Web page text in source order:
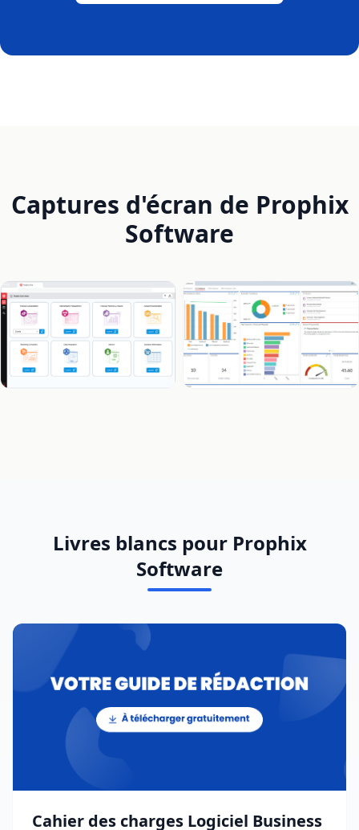
Captures d'écran de Prophix
Software
Livres blancs pour Prophix
Software
Cahier des charges Logiciel Business